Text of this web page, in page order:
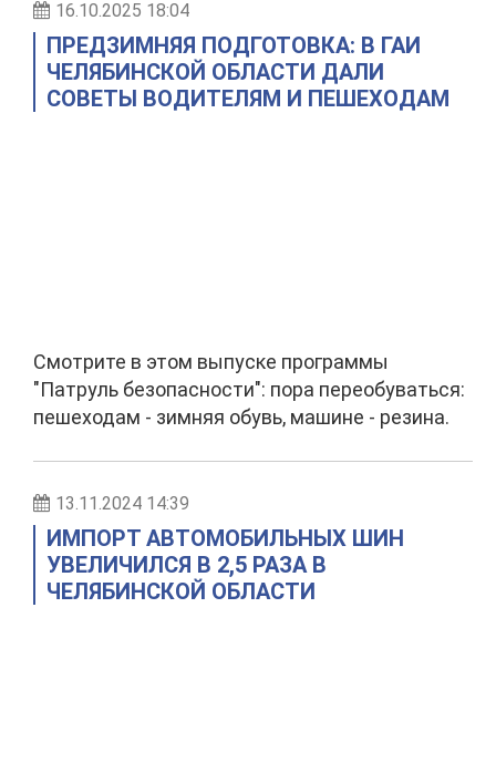
16.10.2025 18:04
ПРЕДЗИМНЯЯ ПОДГОТОВКА: В ГАИ
ЧЕЛЯБИНСКОЙ ОБЛАСТИ ДАЛИ
СОВЕТЫ ВОДИТЕЛЯМ И ПЕШЕХОДАМ
Смотрите в этом выпуске программы
"Патруль безопасности": пора переобуваться:
пешеходам - зимняя обувь, машине - резина.
13.11.2024 14:39
ИМПОРТ АВТОМОБИЛЬНЫХ ШИН
УВЕЛИЧИЛСЯ В 2,5 РАЗА В
ЧЕЛЯБИНСКОЙ ОБЛАСТИ